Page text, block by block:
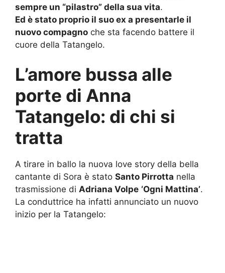
sempre un “pilastro” della sua vita.
Ed è stato proprio il suo ex a presentarle il
nuovo compagno che sta facendo battere il
cuore della Tatangelo.
L’amore bussa alle
porte di Anna
Tatangelo: di chi si
tratta
A tirare in ballo la nuova love story della bella
cantante di Sora è stato Santo Pirrotta nella
trasmissione di Adriana Volpe ‘Ogni Mattina’.
La conduttrice ha infatti annunciato un nuovo
inizio per la Tatangelo: